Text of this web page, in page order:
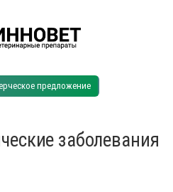
предложение
заболевания